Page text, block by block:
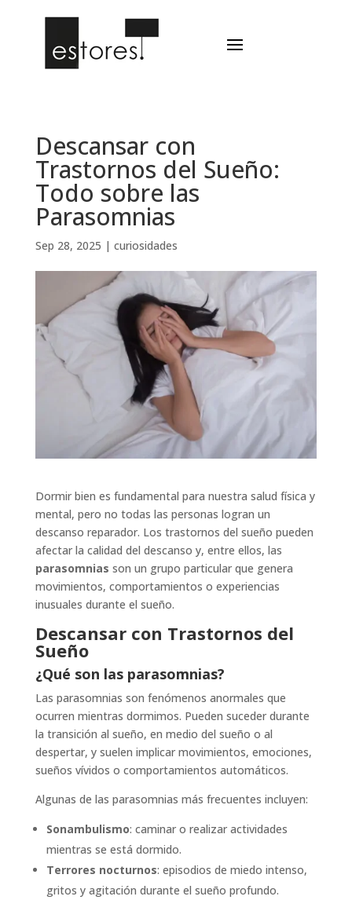
Descansar con
Trastornos del Sueño:
Todo sobre las
Parasomnias
Sep 28, 2025 | curiosidades
Dormir bien es fundamental para nuestra salud física y
mental, pero no todas las personas logran un
descanso reparador. Los trastornos del sueño pueden
afectar la calidad del descanso y, entre ellos, las
parasomnias son un grupo particular que genera
movimientos, comportamientos o experiencias
inusuales durante el sueño.
Descansar con Trastornos del
Sueño
¿Qué son las parasomnias?
Las parasomnias son fenómenos anormales que
ocurren mientras dormimos. Pueden suceder durante
la transición al sueño, en medio del sueño o al
despertar, y suelen implicar movimientos, emociones,
sueños vívidos o comportamientos automáticos.
Algunas de las parasomnias más frecuentes incluyen:
Sonambulismo: caminar o realizar actividades
mientras se está dormido.
Terrores nocturnos: episodios de miedo intenso,
gritos y agitación durante el sueño profundo.